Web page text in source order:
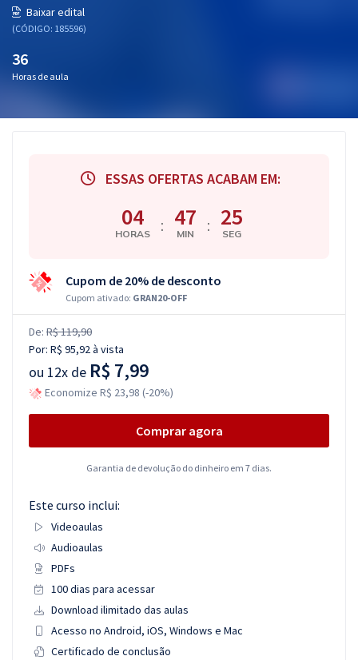
Baixar edital
(CÓDIGO: 185596)
36
Horas de aula
ESSAS OFERTAS ACABAM EM:
04
HORAS : 47
MIN : 25
SEG
Cupom de 20% de desconto
Cupom ativado: GRAN20-OFF
De: R$ 119,90
Por: R$ 95,92à vista
ou 12x de R$ 7,99
Economize R$ 23,98 (-20%)
Comprar agora
Garantia de devolução do dinheiro em 7 dias.
Este curso inclui:
Videoaulas
Audioaulas
PDFs
100 dias para acessar
Download ilimitado das aulas
Acesso no Android, iOS, Windows e Mac
Certificado de conclusão